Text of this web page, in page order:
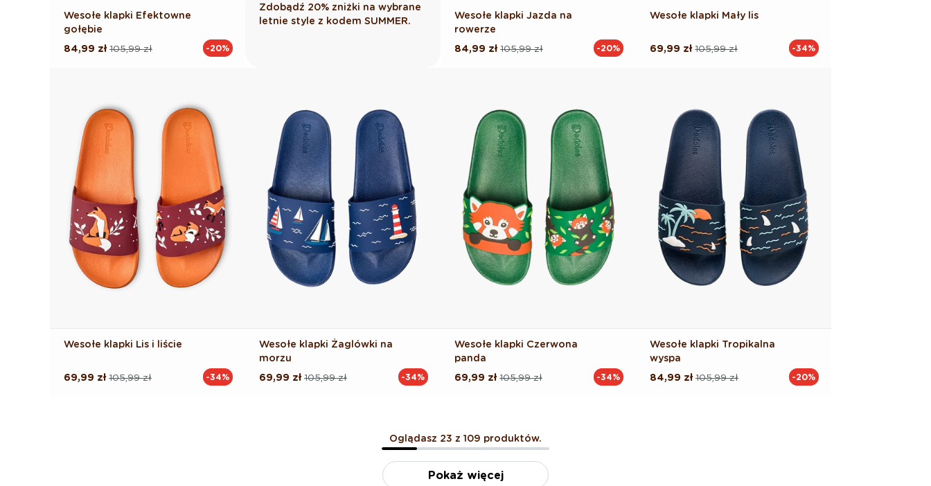
Wesołe klapki Efektowne
gołębie
Cena
105,99 zł
Cena
84,99 zł -20%
Zdobądź 20% zniżki na wybrane
letnie style z kodem SUMMER.
Wesołe klapki Jazda na
rowerze
Cena
105,99 zł
Cena
84,99 zł -20%
Wesołe klapki Mały lis
Cena
105,99 zł
Cena
69,99 zł -34%
Wesołe klapki Lis i liście
Cena
105,99 zł
Cena
69,99 zł -34%
Wesołe klapki Żaglówki na
morzu
Cena
105,99 zł
Cena
69,99 zł -34%
Wesołe klapki Czerwona
panda
Cena
105,99 zł
Cena
69,99 zł -34%
Wesołe klapki Tropikalna
wyspa
Cena
105,99 zł
Cena
84,99 zł -20%
Oglądasz 23 z 109 produktów.
Pokaż więcej